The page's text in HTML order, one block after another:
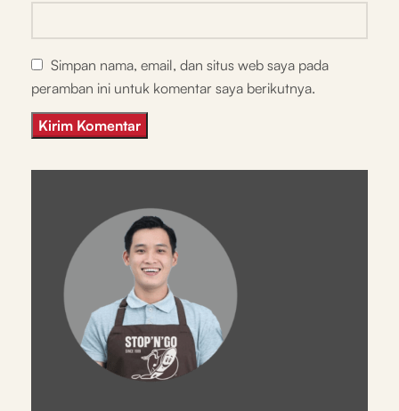
Simpan nama, email, dan situs web saya pada
peramban ini untuk komentar saya berikutnya.